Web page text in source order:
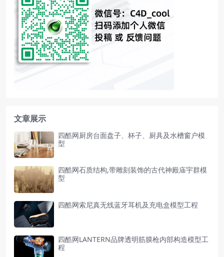
文章展示
四酷网厨房台面盘子、杯子、厨具及水槽窗户模
型
四酷网石质结构,带雕刻装饰的古代神殿庙宇群模
型
四酷网索尼真无线蓝牙耳机及充电盒模型工程
四酷网LANTERN品牌透明筋膜枪内部构造模型工
程